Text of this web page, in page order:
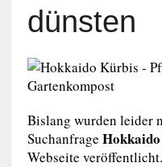
dünsten
Bislang wurden leider
Suchanfrage
Webseite veröffentlicht.